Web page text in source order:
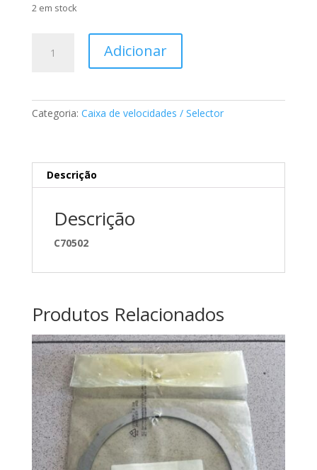
2 em stock
A1242620034
Adicionar
Categoria: Caixa de velocidades / Selector
Descrição
Descrição
C70502
Produtos Relacionados